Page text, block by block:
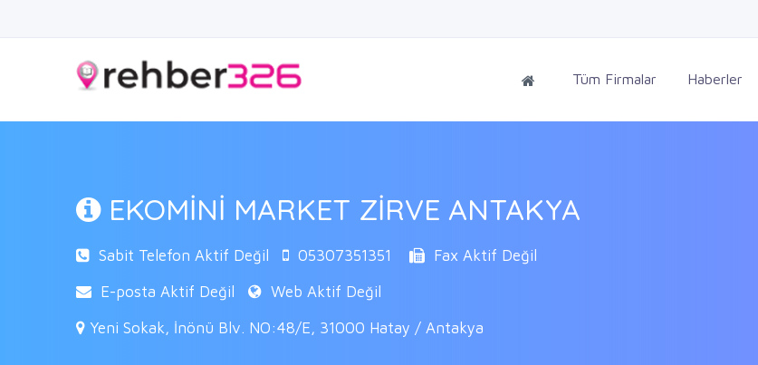
Tüm Firmalar Haberler
EKOMİNİ MARKET ZİRVE ANTAKYA
Sabit Telefon Aktif Değil 05307351351
Fax Aktif Değil
E-posta Aktif Değil
Web Aktif Değil
Yeni Sokak, İnönü Blv. NO:48/E, 31000 Hatay / Antakya